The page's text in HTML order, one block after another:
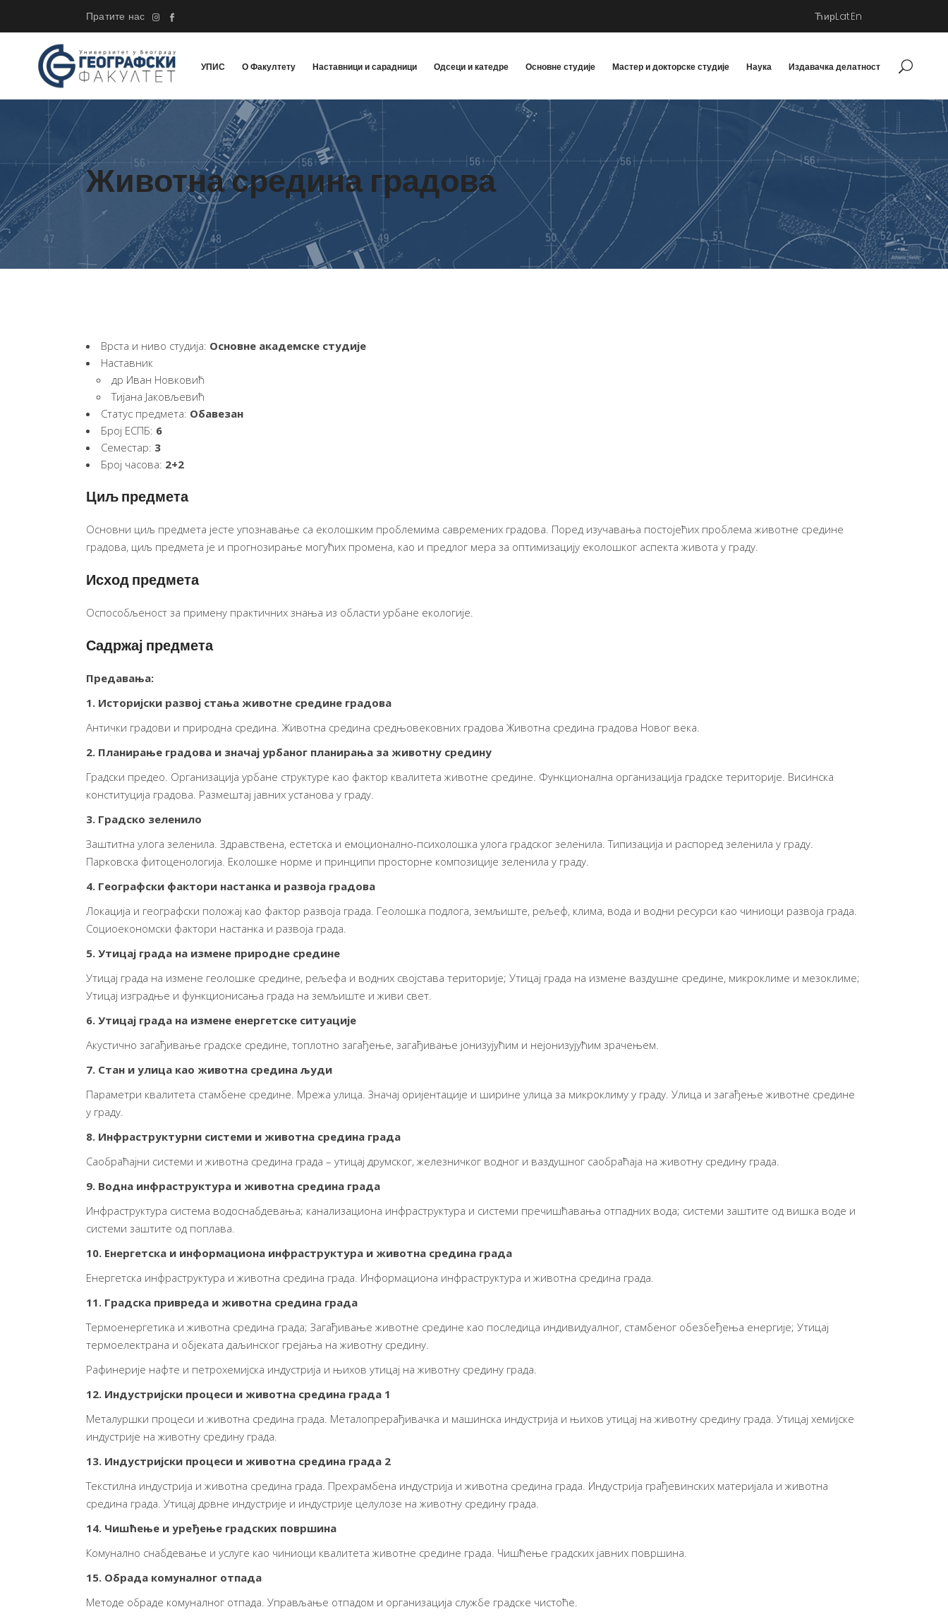
Пратите нас ЋирLatEn
УПИС О Факултету Наставници и сарадници Одсеци и катедре Основне студије Мастер и докторске студије Наука Издавачка делатност
Животна средина градова
Врста и ниво студија: Основне академске студије
Наставник
др Иван Новковић
Тијана Јаковљевић
Статус предмета: Обавезан
Број ЕСПБ: 6
Семестар: 3
Број часова: 2+2
Циљ предмета
Основни циљ предмета јесте упознавање са еколошким проблемима савремених градова. Поред изучавања постојећих проблема животне средине
градова, циљ предмета је и прогнозирање могућих промена, као и предлог мера за оптимизацију еколошког аспекта живота у граду.
Исход предмета
Оспособљеност за примену практичних знања из области урбане екологије.
Садржај предмета
Предавања:
1. Историјски развој стања животне средине градова
Антички градови и природна средина. Животна средина средњовековних градова Животна средина градова Новог века.
2. Планирање градова и значај урбаног планирања за животну средину
Градски предео. Организација урбане структуре као фактор квалитета животне средине. Функционална организација градске територије. Висинска
конституција градова. Размештај јавних установа у граду.
3. Градско зеленило
Заштитна улога зеленила. Здравствена, естетска и емоционално-психолошка улога градског зеленила. Типизација и распоред зеленила у граду.
Парковска фитоценологија. Еколошке норме и принципи просторне композиције зеленила у граду.
4. Географски фактори настанка и развоја градова
Локација и географски положај као фактор развоја града. Геолошка подлога, земљиште, рељеф, клима, вода и водни ресурси као чиниоци развоја града.
Социоекономски фактори настанка и развоја града.
5. Утицај града на измене природне средине
Утицај града на измене геолошке средине, рељефа и водних својстава територије; Утицај града на измене ваздушне средине, микроклиме и мезоклиме;
Утицај изградње и функционисања града на земљиште и живи свет.
6. Утицај града на измене енергетске ситуације
Акустично загађивање градске средине, топлотно загађење, загађивање јонизујућим и нејонизујућим зрачењем.
7. Стан и улица као животна средина људи
Параметри квалитета стамбене средине. Мрежа улица. Значај оријентације и ширине улица за микроклиму у граду. Улица и загађење животне средине
у граду.
8. Инфраструктурни системи и животна средина града
Саобраћајни системи и животна средина града – утицај друмског, железничког водног и ваздушног саобраћаја на животну средину града.
9. Водна инфраструктура и животна средина града
Инфраструктура система водоснабдевања; канализациона инфраструктура и системи пречишћавања отпадних вода; системи заштите од вишка воде и
системи заштите од поплава.
10. Енергетска и информациона инфраструктура и животна средина града
Енергетска инфраструктура и животна средина града. Информациона инфраструктура и животна средина града.
11. Градска привреда и животна средина града
Термоенергетика и животна средина града; Загађивање животне средине као последица индивидуалног, стамбеног обезбеђења енергије; Утицај
термоелектрана и објеката даљинског грејања на животну средину.
Рафинерије нафте и петрохемијска индустрија и њихов утицај на животну средину града.
12. Индустријски процеси и животна средина града 1
Металуршки процеси и животна средина града. Металопрерађивачка и машинска индустрија и њихов утицај на животну средину града. Утицај хемијске
индустрије на животну средину града.
13. Индустријски процеси и животна средина града 2
Текстилна индустрија и животна средина града. Прехрамбена индустрија и животна средина града. Индустрија грађевинских материјала и животна
средина града. Утицај дрвне индустрије и индустрије целулозе на животну средину града.
14. Чишћење и уређење градских површина
Комунално снабдевање и услуге као чиниоци квалитета животне средине града. Чишћење градских јавних површина.
15. Обрада комуналног отпада
Методе обраде комуналног отпада. Управљање отпадом и организација службе градске чистоће.